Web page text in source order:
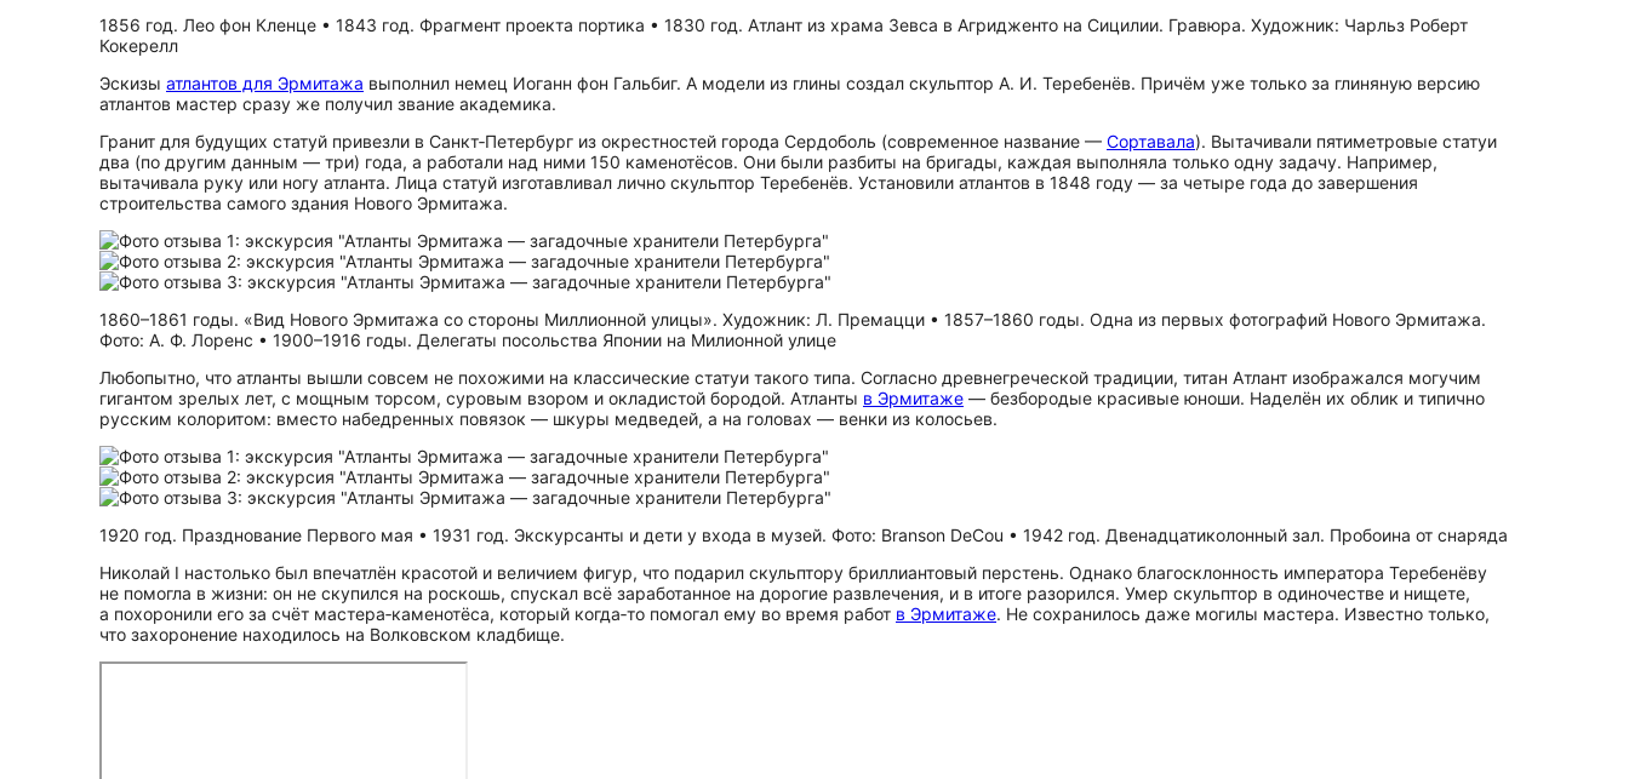
1856 год. Лео фон Кленце • 1843 год. Фрагмент проекта портика • 1830 год. Атлант из храма Зевса в Агридженто на Сицилии. Гравюра. Художник: Чарльз Роберт
Кокерелл
Эскизы атлантов для Эрмитажа выполнил немец Иоганн фон Гальбиг. А модели из глины создал скульптор А. И. Теребенёв. Причём уже только за глиняную версию
атлантов мастер сразу же получил звание академика.
Гранит для будущих статуй привезли в Санкт‑Петербург из окрестностей города Сердоболь (современное название — Сортавала). Вытачивали пятиметровые статуи
два (по другим данным — три) года, а работали над ними 150 каменотёсов. Они были разбиты на бригады, каждая выполняла только одну задачу. Например,
вытачивала руку или ногу атланта. Лица статуй изготавливал лично скульптор Теребенёв. Установили атлантов в 1848 году — за четыре года до завершения
строительства самого здания Нового Эрмитажа.
1860–1861 годы. «Вид Нового Эрмитажа со стороны Миллионной улицы». Художник: Л. Премацци • 1857–1860 годы. Одна из первых фотографий Нового Эрмитажа.
Фото: А. Ф. Лоренс • 1900–1916 годы. Делегаты посольства Японии на Милионной улице
Любопытно, что атланты вышли совсем не похожими на классические статуи такого типа. Согласно древнегреческой традиции, титан Атлант изображался могучим
гигантом зрелых лет, с мощным торсом, суровым взором и окладистой бородой. Атланты в Эрмитаже — безбородые красивые юноши. Наделён их облик и типично
русским колоритом: вместо набедренных повязок — шкуры медведей, а на головах — венки из колосьев.
1920 год. Празднование Первого мая • 1931 год. Экскурсанты и дети у входа в музей. Фото: Branson DeCou • 1942 год. Двенадцатиколонный зал. Пробоина от снаряда
Николай I настолько был впечатлён красотой и величием фигур, что подарил скульптору бриллиантовый перстень. Однако благосклонность императора Теребенёву
не помогла в жизни: он не скупился на роскошь, спускал всё заработанное на дорогие развлечения, и в итоге разорился. Умер скульптор в одиночестве и нищете,
а похоронили его за счёт мастера‑каменотёса, который когда‑то помогал ему во время работ в Эрмитаже. Не сохранилось даже могилы мастера. Известно только,
что захоронение находилось на Волковском кладбище.